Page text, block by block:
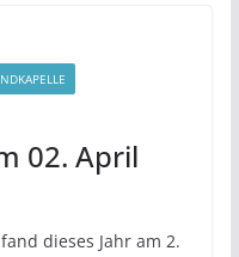
02. April
dieses Jahr am 2.